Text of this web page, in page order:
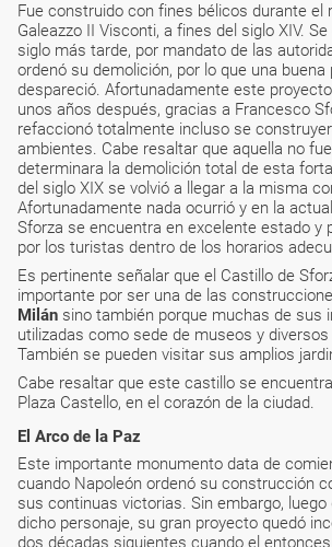
Fue construido con fines bélicos durante el
Galeazzo II Visconti, a fines del siglo XIV.
siglo más tarde, por mandato de las
ordenó su demolición, por lo que una
despareció. Afortunadamente este
unos años después, gracias a Francesco
refaccionó totalmente incluso se
ambientes. Cabe resaltar que aquella no
determinara la demolición total de esta
del siglo XIX se volvió a llegar a la misma
Afortunadamente nada ocurrió y en la
Sforza se encuentra en excelente estado y
por los turistas dentro de los horarios
Es pertinente señalar que el Castillo de
importante por ser una de las
Milán sino también porque muchas de sus
utilizadas como sede de museos y
También se pueden visitar sus amplios
Cabe resaltar que este castillo se
Plaza Castello, en el corazón de la ciudad.
El Arco de la Paz
Este importante monumento data de
cuando Napoleón ordenó su construcción
sus continuas victorias. Sin embargo,
dicho personaje, su gran proyecto quedó
dos décadas siguientes cuando el